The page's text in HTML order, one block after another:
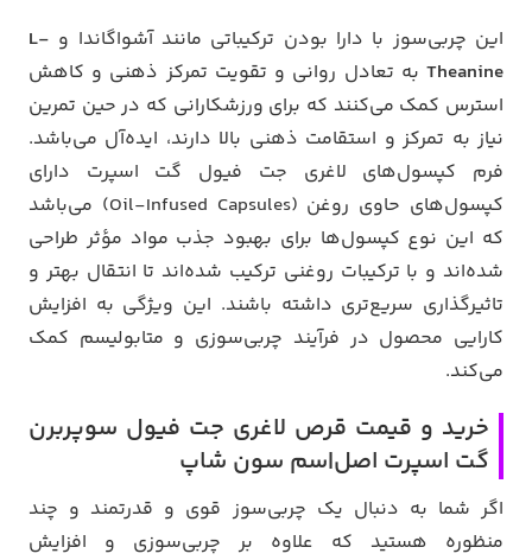
این چربی‌سوز با دارا بودن ترکیباتی مانند آشواگاندا و L-
Theanine به تعادل روانی و تقویت تمرکز ذهنی و کاهش
استرس کمک می‌کنند که برای ورزشکارانی که در حین تمرین
نیاز به تمرکز و استقامت ذهنی بالا دارند، ایده‌آل می‌باشد.
فرم کپسول‌های لاغری جت فیول گت اسپرت دارای
کپسول‌های حاوی روغن (Oil-Infused Capsules) می‌باشد
که این نوع کپسول‌ها برای بهبود جذب مواد مؤثر طراحی
شده‌اند و با ترکیبات روغنی ترکیب شده‌اند تا انتقال بهتر و
تاثیرگذاری سریع‌تری داشته باشند. این ویژگی به افزایش
کارایی محصول در فرآیند چربی‌سوزی و متابولیسم کمک
می‌کند.
خرید و قیمت قرص لاغری جت فیول سوپربرن
گت اسپرت اصل|سم سون شاپ
اگر شما به دنبال یک چربی‌سوز قوی و قدرتمند و چند
منظوره هستید که علاوه بر چربی‌سوزی و افزایش